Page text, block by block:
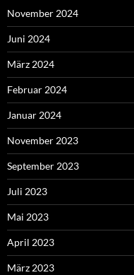
November 2024
Juni 2024
März 2024
Februar 2024
Januar 2024
November 2023
September 2023
Juli 2023
Mai 2023
April 2023
März 2023